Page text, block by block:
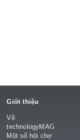
Giới thiệu
Về
technologyMAG
Một số hội chợ